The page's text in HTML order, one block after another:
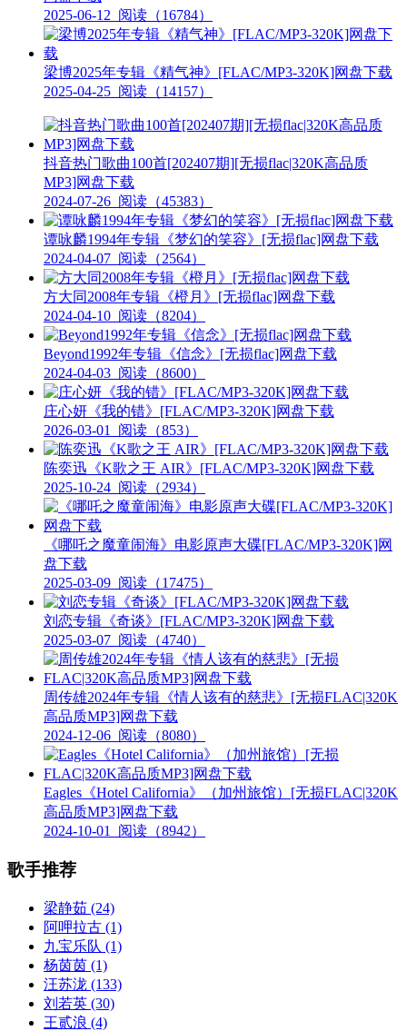
2025-06-12 阅读（16784）
梁博2025年专辑《精气神》[FLAC/MP3-320K]网盘下载
2025-04-25 阅读（14157）
抖音热门歌曲100首[202407期][无损flac|320K高品质
MP3]网盘下载
2024-07-26 阅读（45383）
谭咏麟1994年专辑《梦幻的笑容》[无损flac]网盘下载
2024-04-07 阅读（2564）
方大同2008年专辑《橙月》[无损flac]网盘下载
2024-04-10 阅读（8204）
Beyond1992年专辑《信念》[无损flac]网盘下载
2024-04-03 阅读（8600）
庄心妍《我的错》[FLAC/MP3-320K]网盘下载
2026-03-01
阅读（853）
陈奕迅《K歌之王 AIR》[FLAC/MP3-320K]网盘下载
2025-10-24 阅读（2934）
《哪吒之魔童闹海》电影原声大碟[FLAC/MP3-320K]网
盘下载
2025-03-09 阅读（17475）
刘恋专辑《奇谈》[FLAC/MP3-320K]网盘下载
2025-03-07 阅读（4740）
周传雄2024年专辑《情人该有的慈悲》[无损FLAC|320K
高品质MP3]网盘下载
2024-12-06 阅读（8080）
Eagles《Hotel California》（加州旅馆）[无损FLAC|320K
高品质MP3]网盘下载
2024-10-01
阅读（8942）
歌手推荐
梁静茹 (24)
阿呷拉古 (1)
九宝乐队 (1)
杨茵茵 (1)
汪苏泷 (133)
刘若英 (30)
王贰浪 (4)